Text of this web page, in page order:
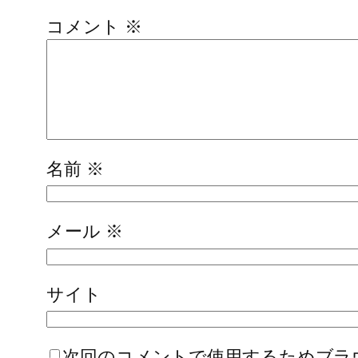
コメント ※
名前 ※
メール ※
サイト